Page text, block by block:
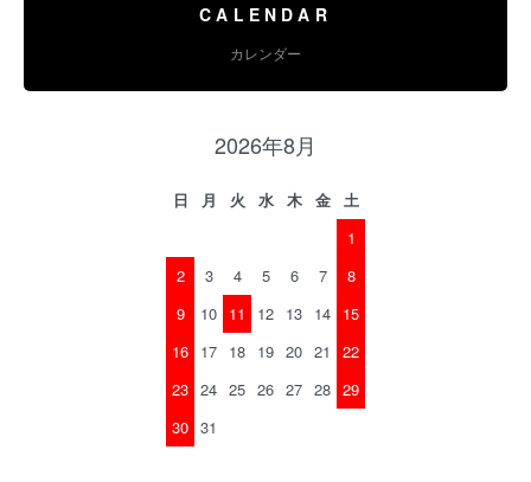
CALENDAR
カレンダー
2026年8月
日 月 火 水 木 金
土
1
2
3 4 5 6 7
8
9
10 11 12 13 14 15
16 17 18 19 20 21
22
23 24 25 26 27 28 29
30 31